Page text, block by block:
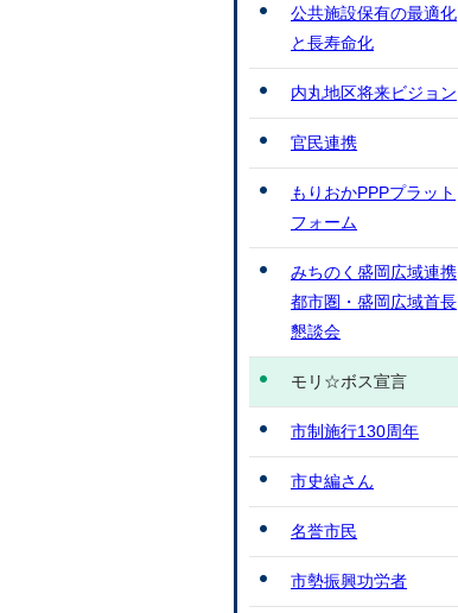
公共施設保有の最適化
と長寿命化
内丸地区将来ビジョン
官民連携
もりおかPPPプラット
フォーム
みちのく盛岡広域連携
都市圏・盛岡広域首長
懇談会
モリ☆ボス宣言
市制施行130周年
市史編さん
名誉市民
市勢振興功労者